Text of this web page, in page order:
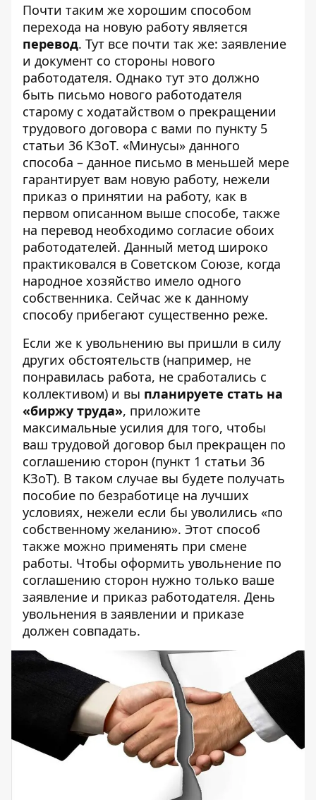
Почти таким же хорошим способом
перехода на новую работу является
перевод. Тут все почти так же: заявление
и документ со стороны нового
работодателя. Однако тут это должно
быть письмо нового работодателя
старому с ходатайством о прекращении
трудового договора с вами по пункту 5
статьи 36 КЗоТ. «Минусы» данного
способа – данное письмо в меньшей мере
гарантирует вам новую работу, нежели
приказ о принятии на работу, как в
первом описанном выше способе, также
на перевод необходимо согласие обоих
работодателей. Данный метод широко
практиковался в Советском Союзе, когда
народное хозяйство имело одного
собственника. Сейчас же к данному
способу прибегают существенно реже.
Если же к увольнению вы пришли в силу
других обстоятельств (например, не
понравилась работа, не сработались с
коллективом) и вы планируете стать на
«биржу труда», приложите
максимальные усилия для того, чтобы
ваш трудовой договор был прекращен по
соглашению сторон (пункт 1 статьи 36
КЗоТ). В таком случае вы будете получать
пособие по безработице на лучших
условиях, нежели если бы уволились «по
собственному желанию». Этот способ
также можно применять при смене
работы. Чтобы оформить увольнение по
соглашению сторон нужно только ваше
заявление и приказ работодателя. День
увольнения в заявлении и приказе
должен совпадать.